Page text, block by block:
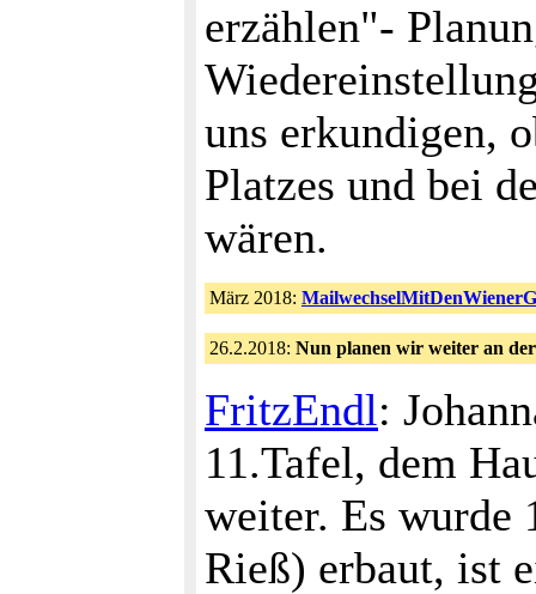
erzählen"-
uns erkundigen,
Platzes und bei
wären.
März 2018:
26.2.2018: Nun planen wir weiter an
FritzEndl:
11.Tafel, dem
weiter. Es wurde
Rieß) erbaut, ist